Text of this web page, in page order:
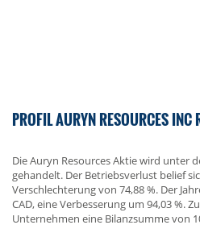
PROFIL AURYN RESOURCES INC
Die Auryn Resources Aktie wird unter
gehandelt. Der Betriebsverlust belief
Verschlechterung von 74,88 %. Der
CAD, eine Verbesserung um 94,03 %.
Unternehmen eine Bilanzsumme von